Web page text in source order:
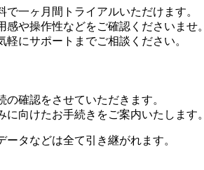
一ヶ月間トライアルいただけます。
や操作性などをご確認くださいませ。
にサポートまでご相談ください。
の確認をさせていただきます。
向けたお手続きをご案内いたします。
タなどは全て引き継がれます。